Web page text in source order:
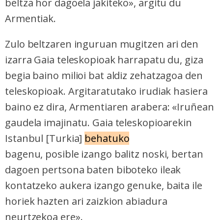
beltza hor dagoela jakiteko», argitu du
Armentiak.
Zulo beltzaren inguruan mugitzen ari den
izarra Gaia teleskopioak harrapatu du, giza
begia baino milioi bat aldiz zehatzagoa den
teleskopioak. Argitaratutako irudiak hasiera
baino ez dira, Armentiaren arabera: «Iruñean
gaudela imajinatu. Gaia teleskopioarekin
Istanbul [Turkia] behatuko
bagenu, posible izango balitz noski, bertan
dagoen pertsona baten biboteko ileak
kontatzeko aukera izango genuke, baita ile
horiek hazten ari zaizkion abiadura
neurtzekoa ere».